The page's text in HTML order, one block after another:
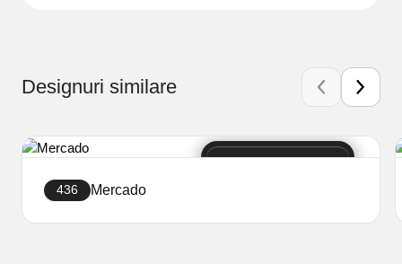
Designuri similare
436 Mercado